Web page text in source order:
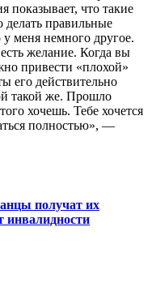
показывает, что такие
делать правильные
меня немного другое.
желание. Когда вы
привести «плохой»
его действительно
такой же. Прошло
хочешь. Тебе хочется
полностью», —
получат их
инвалидности